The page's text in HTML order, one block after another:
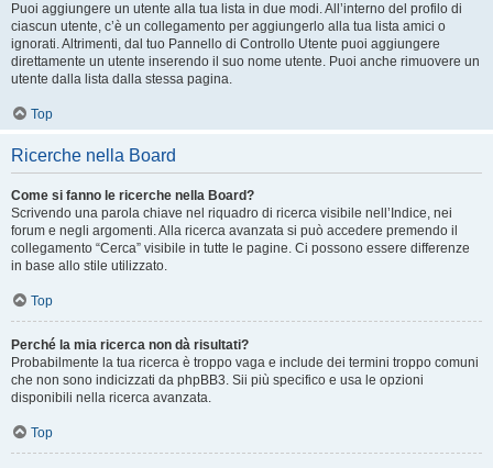
Puoi aggiungere un utente alla tua lista in due modi. All’interno del profilo di
ciascun utente, c’è un collegamento per aggiungerlo alla tua lista amici o
ignorati. Altrimenti, dal tuo Pannello di Controllo Utente puoi aggiungere
direttamente un utente inserendo il suo nome utente. Puoi anche rimuovere un
utente dalla lista dalla stessa pagina.
Top
Ricerche nella Board
Come si fanno le ricerche nella Board?
Scrivendo una parola chiave nel riquadro di ricerca visibile nell’Indice, nei
forum e negli argomenti. Alla ricerca avanzata si può accedere premendo il
collegamento “Cerca” visibile in tutte le pagine. Ci possono essere differenze
in base allo stile utilizzato.
Top
Perché la mia ricerca non dà risultati?
Probabilmente la tua ricerca è troppo vaga e include dei termini troppo comuni
che non sono indicizzati da phpBB3. Sii più specifico e usa le opzioni
disponibili nella ricerca avanzata.
Top